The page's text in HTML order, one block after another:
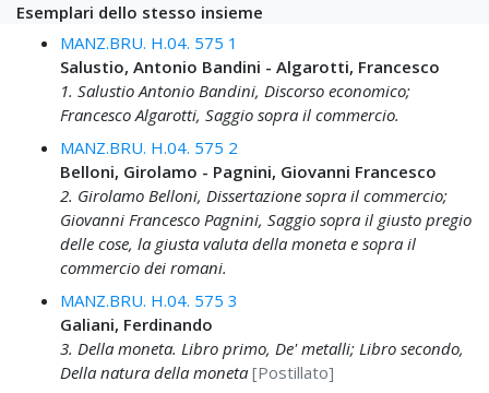
Esemplari dello stesso insieme
MANZ.BRU. H.04. 575 1
Salustio, Antonio Bandini - Algarotti, Francesco
1. Salustio Antonio Bandini, Discorso economico;
Francesco Algarotti, Saggio sopra il commercio.
MANZ.BRU. H.04. 575 2
Belloni, Girolamo - Pagnini, Giovanni Francesco
2. Girolamo Belloni, Dissertazione sopra il commercio;
Giovanni Francesco Pagnini, Saggio sopra il giusto pregio
delle cose, la giusta valuta della moneta e sopra il
commercio dei romani.
MANZ.BRU. H.04. 575 3
Galiani, Ferdinando
3. Della moneta. Libro primo, De' metalli; Libro secondo,
Della natura della moneta [Postillato]